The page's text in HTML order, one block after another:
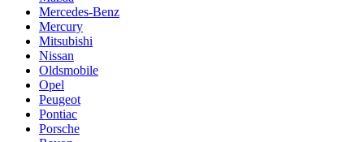
Mercedes-Benz
Mercury
Mitsubishi
Nissan
Oldsmobile
Opel
Peugeot
Pontiac
Porsche